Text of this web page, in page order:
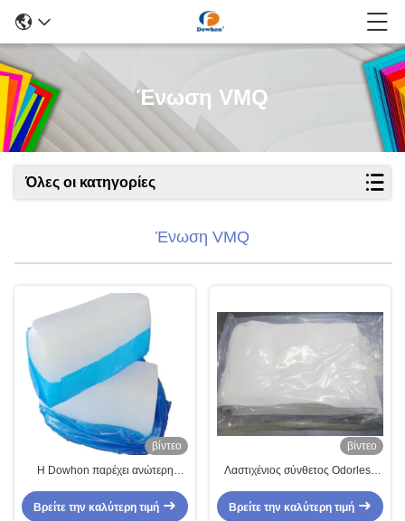
Ένωση VMQ
Όλες οι κατηγορίες
Ένωση VMQ
βίντεο
Η Dowhon παρέχει ανώτερη
βιομηχανίες
Βρείτε την καλύτερη τιμή
βίντεο
Λαστιχένιος σύνθετος Odorless
σιλικόνης MVQ μαλακός RTV HTV
Βρείτε την καλύτερη τιμή